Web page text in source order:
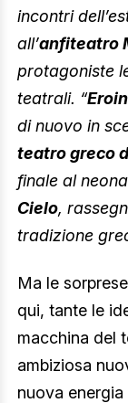
incontri
all’anfiteatro
protagoniste
teatrali. “
di nuovo in
teatro greco
finale al
Cielo,
tradizione
Ma le
qui, tante le
macchina del
ambiziosa
nuova energia